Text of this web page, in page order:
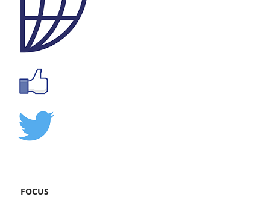
FOCUS